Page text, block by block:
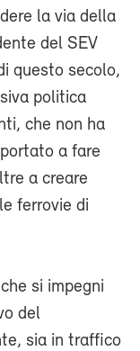
la via della
del SEV
questo secolo,
politica
che non ha
a fare
a creare
ferrovie di
si impegni
del
sia in traffico